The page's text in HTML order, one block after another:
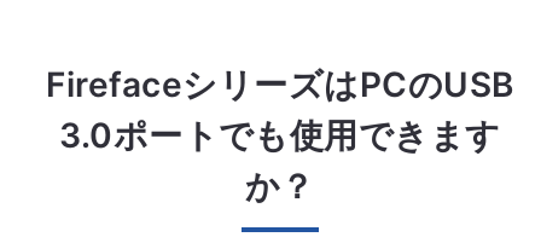
FirefaceシリーズはPCのUSB
3.0ポートでも使用できます
か？